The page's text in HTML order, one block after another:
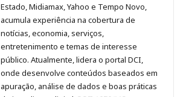
Estado, Midiamax, Yahoo e Tempo Novo,
acumula experiência na cobertura de
notícias, economia, serviços,
entretenimento e temas de interesse
público. Atualmente, lidera o portal DCI,
onde desenvolve conteúdos baseados em
apuração, análise de dados e boas práticas